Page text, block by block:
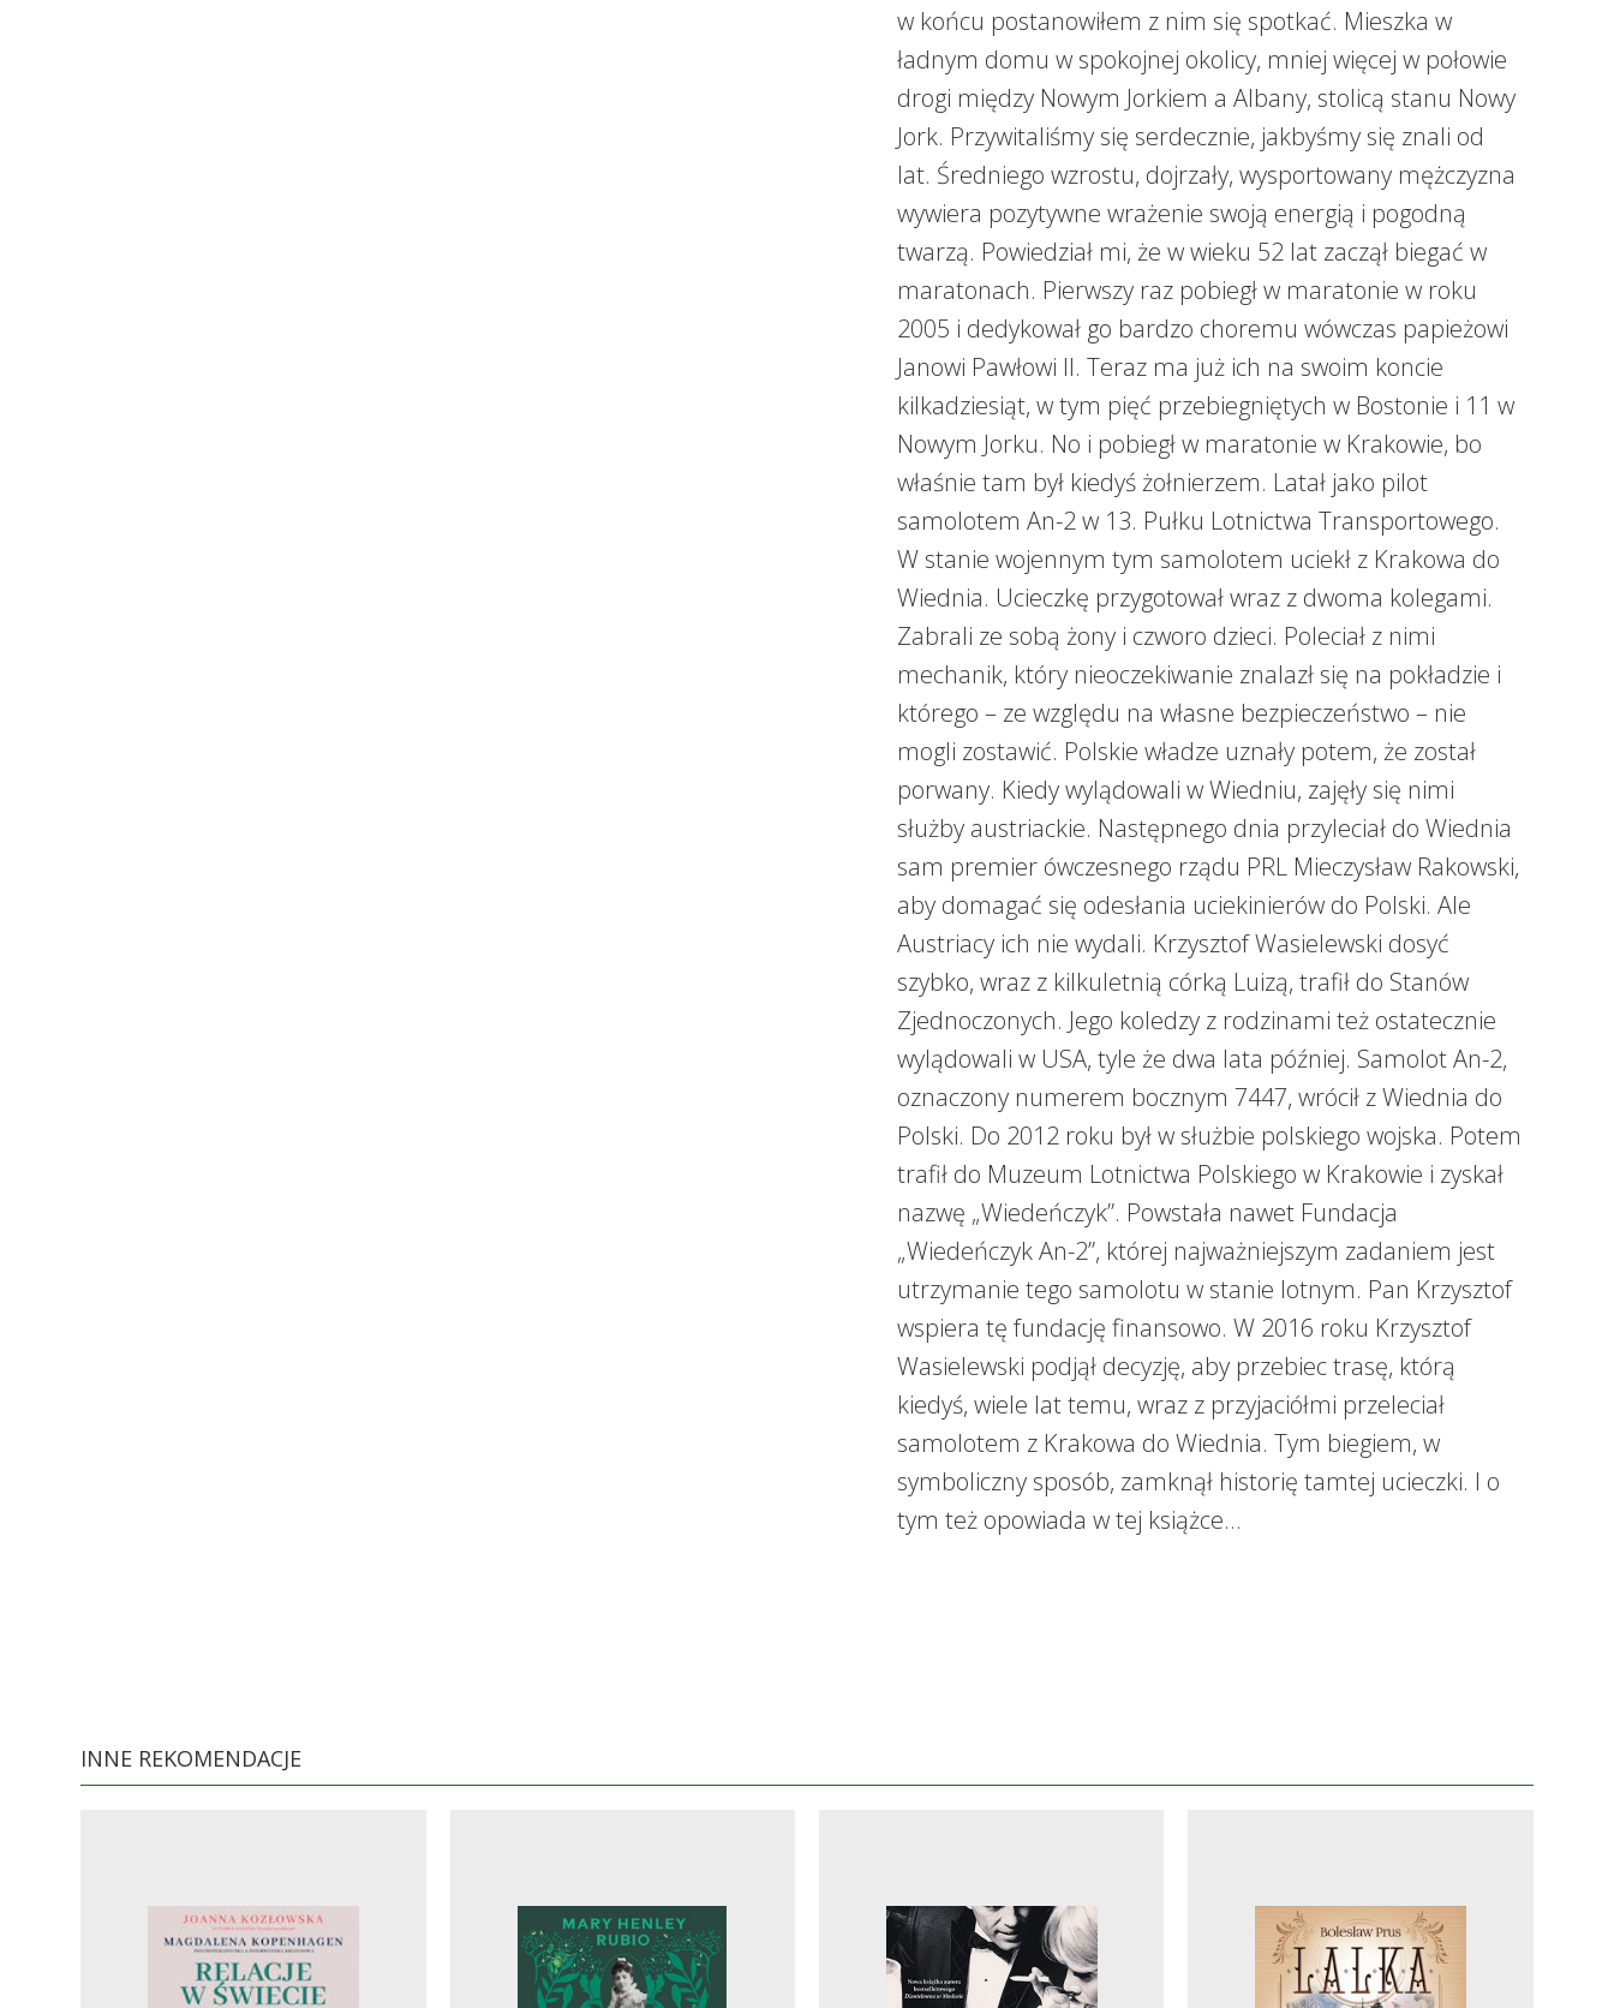
w końcu postanowiłem z nim się spotkać. Mieszka w
ładnym domu w spokojnej okolicy, mniej więcej w połowie
drogi między Nowym Jorkiem a Albany, stolicą stanu Nowy
Jork. Przywitaliśmy się serdecznie, jakbyśmy się znali od
lat. Średniego wzrostu, dojrzały, wysportowany mężczyzna
wywiera pozytywne wrażenie swoją energią i pogodną
twarzą. Powiedział mi, że w wieku 52 lat zaczął biegać w
maratonach. Pierwszy raz pobiegł w maratonie w roku
2005 i dedykował go bardzo choremu wówczas papieżowi
Janowi Pawłowi II. Teraz ma już ich na swoim koncie
kilkadziesiąt, w tym pięć przebiegniętych w Bostonie i 11 w
Nowym Jorku. No i pobiegł w maratonie w Krakowie, bo
właśnie tam był kiedyś żołnierzem. Latał jako pilot
samolotem An-2 w 13. Pułku Lotnictwa Transportowego.
W stanie wojennym tym samolotem uciekł z Krakowa do
Wiednia. Ucieczkę przygotował wraz z dwoma kolegami.
Zabrali ze sobą żony i czworo dzieci. Poleciał z nimi
mechanik, który nieoczekiwanie znalazł się na pokładzie i
którego – ze względu na własne bezpieczeństwo – nie
mogli zostawić. Polskie władze uznały potem, że został
porwany. Kiedy wylądowali w Wiedniu, zajęły się nimi
służby austriackie. Następnego dnia przyleciał do Wiednia
sam premier ówczesnego rządu PRL Mieczysław Rakowski,
aby domagać się odesłania uciekinierów do Polski. Ale
Austriacy ich nie wydali. Krzysztof Wasielewski dosyć
szybko, wraz z kilkuletnią córką Luizą, trafił do Stanów
Zjednoczonych. Jego koledzy z rodzinami też ostatecznie
wylądowali w USA, tyle że dwa lata później. Samolot An-2,
oznaczony numerem bocznym 7447, wrócił z Wiednia do
Polski. Do 2012 roku był w służbie polskiego wojska. Potem
trafił do Muzeum Lotnictwa Polskiego w Krakowie i zyskał
nazwę „Wiedeńczyk”. Powstała nawet Fundacja
„Wiedeńczyk An-2”, której najważniejszym zadaniem jest
utrzymanie tego samolotu w stanie lotnym. Pan Krzysztof
wspiera tę fundację finansowo. W 2016 roku Krzysztof
Wasielewski podjął decyzję, aby przebiec trasę, którą
kiedyś, wiele lat temu, wraz z przyjaciółmi przeleciał
samolotem z Krakowa do Wiednia. Tym biegiem, w
symboliczny sposób, zamknął historię tamtej ucieczki. I o
tym też opowiada w tej książce…
INNE REKOMENDACJE